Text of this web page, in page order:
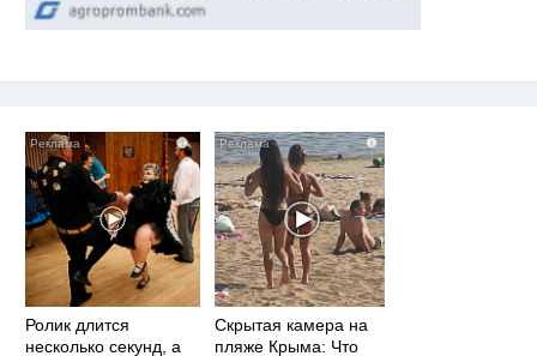
i
Ролик длится
несколько секунд, а
i
Скрытая камера на
пляже Крыма: Что